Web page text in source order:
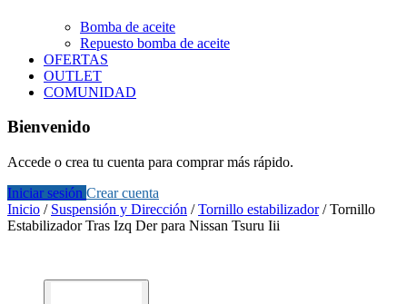
Bomba de aceite
Repuesto bomba de aceite
OFERTAS
OUTLET
COMUNIDAD
Bienvenido
Accede o crea tu cuenta para comprar más rápido.
Iniciar sesión Crear cuenta
Inicio / Suspensión y Dirección /Tornillo estabilizador/Tornillo
Estabilizador Tras Izq Der para Nissan Tsuru Iii